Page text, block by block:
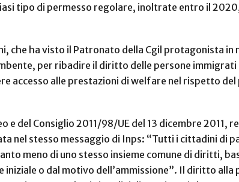
tipo di permesso regolare, inoltrate entro il
che ha visto il Patronato della Cgil protagonista
per ribadire il diritto delle persone
accesso alle prestazioni di welfare nel rispetto
del Consiglio 2011/98/UE del 13 dicembre 2011,
nel stesso messaggio di Inps: “Tutti i cittadini di
meno di uno stesso insieme comune di diritti,
iniziale o dal motivo dell’ammissione”. Il diritto